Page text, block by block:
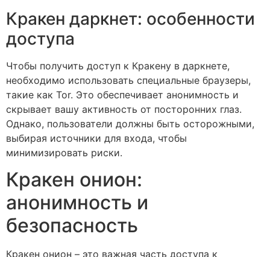
Кракен даркнет: особенности
доступа
Чтобы получить доступ к Кракену в даркнете,
необходимо использовать специальные браузеры,
такие как Tor. Это обеспечивает анонимность и
скрывает вашу активность от посторонних глаз.
Однако, пользователи должны быть осторожными,
выбирая источники для входа, чтобы
минимизировать риски.
Кракен онион:
анонимность и
безопасность
Кракен онион – это важная часть доступа к